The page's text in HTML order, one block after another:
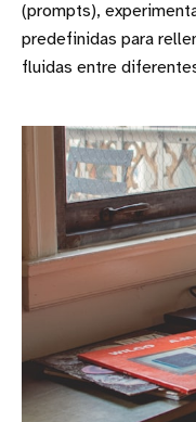
(prompts),
predefinidas para
fluidas entre